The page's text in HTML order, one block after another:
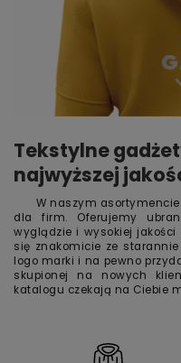
Tekstylne
najwyższej
W naszym
dla firm. Oferujemy
wyglądzie i wysokiej jakości
się znakomicie ze
logo marki i na pewno
skupionej na nowych
katalogu czekają na Ciebie